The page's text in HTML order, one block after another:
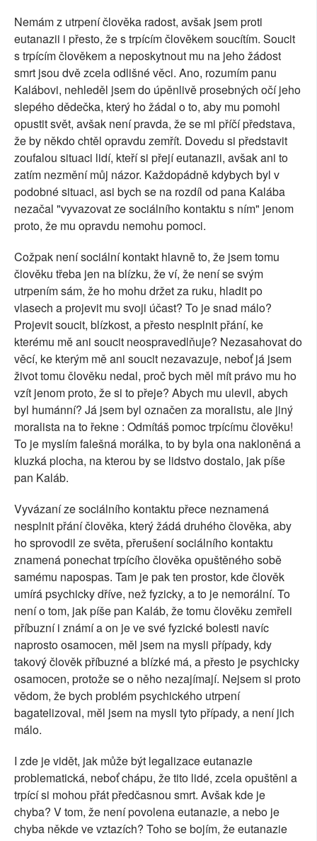
Nemám z utrpení člověka radost, avšak jsem proti
eutanazii i přesto, že s trpícím člověkem soucítím. Soucit
s trpícím člověkem a neposkytnout mu na jeho žádost
smrt jsou dvě zcela odlišné věci. Ano, rozumím panu
Kalábovi, nehleděl jsem do úpěnlivě prosebných očí jeho
slepého dědečka, který ho žádal o to, aby mu pomohl
opustit svět, avšak není pravda, že se mi příčí představa,
že by někdo chtěl opravdu zemřít. Dovedu si představit
zoufalou situaci lidí, kteří si přejí eutanazii, avšak ani to
zatím nezmění můj názor. Každopádně kdybych byl v
podobné situaci, asi bych se na rozdíl od pana Kalába
nezačal "vyvazovat ze sociálního kontaktu s ním" jenom
proto, že mu opravdu nemohu pomoci.
Cožpak není sociální kontakt hlavně to, že jsem tomu
člověku třeba jen na blízku, že ví, že není se svým
utrpením sám, že ho mohu držet za ruku, hladit po
vlasech a projevit mu svoji účast? To je snad málo?
Projevit soucit, blízkost, a přesto nesplnit přání, ke
kterému mě ani soucit neospravedlňuje? Nezasahovat do
věcí, ke kterým mě ani soucit nezavazuje, neboť já jsem
život tomu člověku nedal, proč bych měl mít právo mu ho
vzít jenom proto, že si to přeje? Abych mu ulevil, abych
byl humánní? Já jsem byl označen za moralistu, ale jiný
moralista na to řekne : Odmítáš pomoc trpícímu člověku!
To je myslím falešná morálka, to by byla ona nakloněná a
kluzká plocha, na kterou by se lidstvo dostalo, jak píše
pan Kaláb.
Vyvázaní ze sociálního kontaktu přece neznamená
nesplnit přání člověka, který žádá druhého člověka, aby
ho sprovodil ze světa, přerušení sociálního kontaktu
znamená ponechat trpícího člověka opuštěného sobě
samému napospas. Tam je pak ten prostor, kde člověk
umírá psychicky dříve, než fyzicky, a to je nemorální. To
není o tom, jak píše pan Kaláb, že tomu člověku zemřeli
příbuzní i známí a on je ve své fyzické bolesti navíc
naprosto osamocen, měl jsem na mysli případy, kdy
takový člověk příbuzné a blízké má, a přesto je psychicky
osamocen, protože se o něho nezajímají. Nejsem si proto
vědom, že bych problém psychického utrpení
bagatelizoval, měl jsem na mysli tyto případy, a není jich
málo.
I zde je vidět, jak může být legalizace eutanazie
problematická, neboť chápu, že tito lidé, zcela opuštěni a
trpící si mohou přát předčasnou smrt. Avšak kde je
chyba? V tom, že není povolena eutanazie, a nebo je
chyba někde ve vztazích? Toho se bojím, že eutanazie